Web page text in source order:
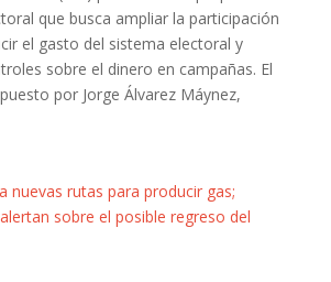
que busca ampliar la participación
el gasto del sistema electoral y
sobre el dinero en campañas. El
por Jorge Álvarez Máynez,